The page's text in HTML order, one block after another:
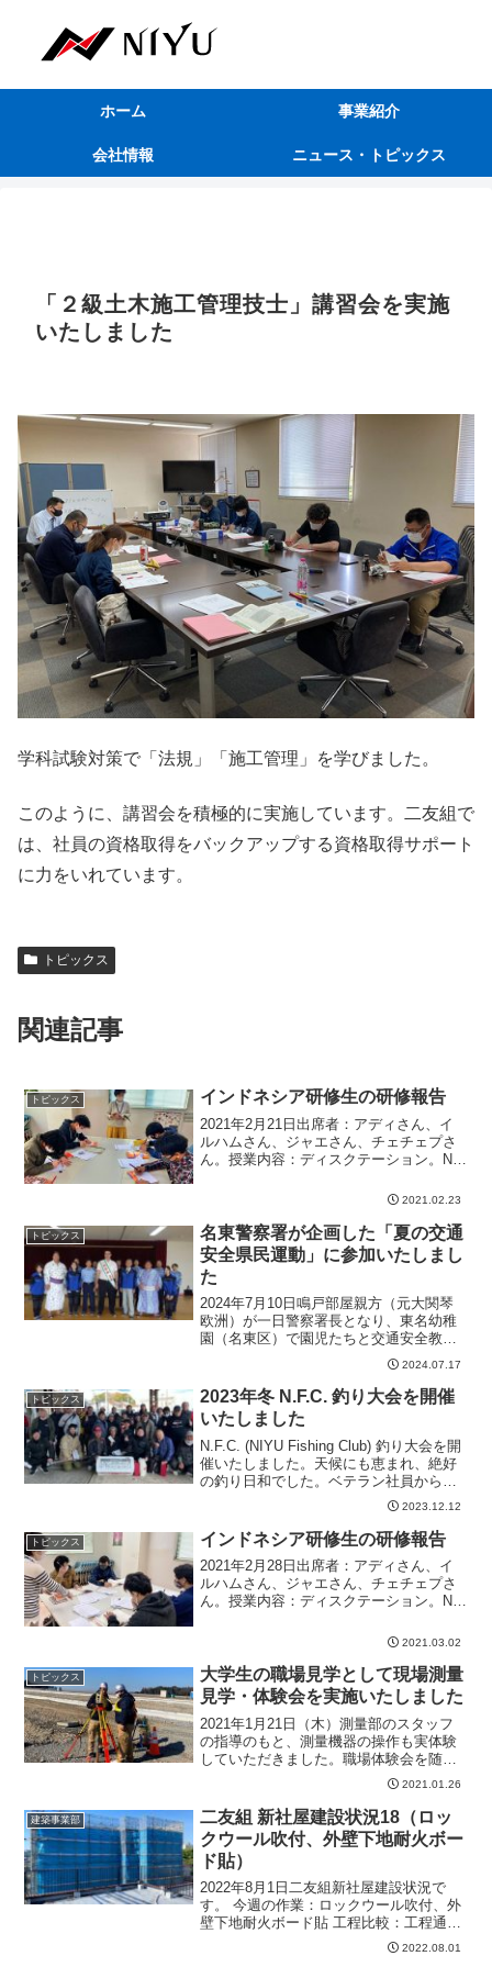
ホーム 事業紹介
会社情報 ニュース・トピックス
「２級土木施工管理技士」講習会を実施
いたしました
学科試験対策で「法規」「施工管理」を学びました。
このように、講習会を積極的に実施しています。二友組で
は、社員の資格取得をバックアップする資格取得サポート
に力をいれています。
トピックス
関連記事
トピックス インドネシア研修生の研修報告
2021年2月21日出席者：アディさん、イ
ルハムさん、ジャエさん、チェチェプさ
ん。授業内容：ディスクテーション。N4
その湖の周り（文脈指示 それ/あれ） 散
時間...
2021.02.23
トピックス
名東警察署が企画した「夏の交通
安全県民運動」に参加いたしまし
た
2024年7月10日鳴戸部屋親方（元大関琴
欧洲）が一日警察署長となり、東名幼稚
園（名東区）で園児たちと交通安全教室
も行いました。鳴戸親方は「右左を見て
道路を渡ってね」と子どもたちに呼びか
けていました。7月11日からの夏の交通安
全県民運動にあ...
2024.07.17
トピックス
2023年冬 N.F.C. 釣り大会を開催
いたしました
N.F.C. (NIYU Fishing Club) 釣り大会を開
催いたしました。天候にも恵まれ、絶好
の釣り日和でした。ベテラン社員から若
手社員まで和気あいあいと楽しみなが
ら、釣りの腕を競い合い親睦を深めまし
た。NIYUグループでは、釣りの...
2023.12.12
トピックス インドネシア研修生の研修報告
2021年2月28日出席者：アディさん、イ
ルハムさん、ジャエさん、チェチェプさ
ん。授業内容：ディスクテーション。N4
いい匂いがする 今料理を食べているとこ
いです...
2021.03.02
トピックス
大学生の職場見学として現場測量
見学・体験会を実施いたしました
2021年1月21日（木）測量部のスタッフ
の指導のもと、測量機器の操作も実体験
していただきました。職場体験会を随時
実施中このように、二友組では現場見学
を積極的に実施しています。現場を見
て、実際に体験することによって得るこ
とは多いです。二友組...
2021.01.26
建築事業部
二友組 新社屋建設状況18（ロッ
クウール吹付、外壁下地耐火ボー
ド貼）
2022年8月1日二友組新社屋建設状況で
す。 今週の作業：ロックウール吹付、外
壁下地耐火ボード貼 工程比較：工程通り
次週の作業：耐火壁下地組、外壁下地耐
火ボード貼、RFシート防水 コメント：重
2022.08.01